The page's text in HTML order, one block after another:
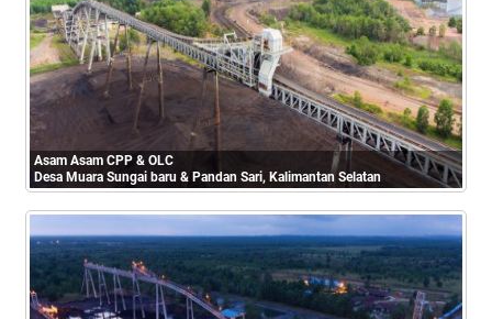
Asam Asam CPP & OLC
Desa Muara Sungai baru & Pandan Sari, Kalimantan Selatan